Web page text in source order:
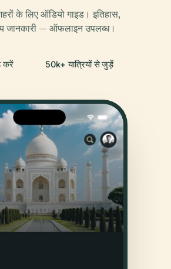
के लिए ऑडियो गाइड। इतिहास,
जानकारी — ऑफलाइन उपलब्ध।
करें 50k+ यात्रियों से जुड़ें